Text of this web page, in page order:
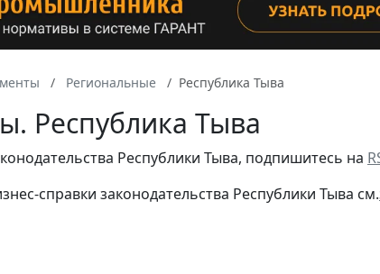
Региональные Республика Тыва
Республика Тыва
Республики Тыва, подпишитесь на
справки законодательства Республики Тыва см.